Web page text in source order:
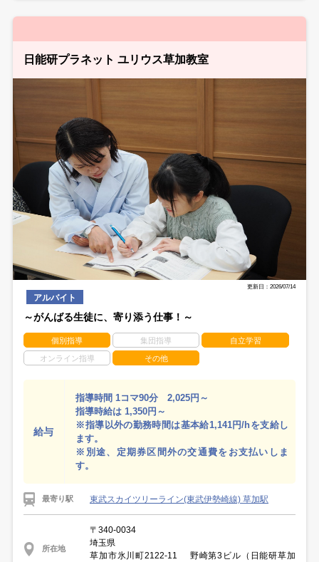
日能研プラネット ユリウス草加教室
更新日：2026/07/14
アルバイト
～がんばる生徒に、寄り添う仕事！～
個別指導 集団指導 自立学習
オンライン指導 その他
給与
指導時間 1コマ90分 2,025円～
指導時給は 1,350円～
※指導以外の勤務時間は基本給1,141円/hを支給し
ます。
※別途、定期券区間外の交通費をお支払いしま
す。
最寄り駅 東武スカイツリーライン(東武伊勢崎線) 草加駅
所在地
〒340-0034
埼玉県
草加市氷川町2122-11 野崎第3ビル（日能研草加